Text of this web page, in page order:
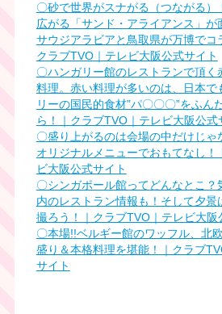
〇砂で世界がスナがる（つながる）
広がる「サンド・アライアンス」が
サウジアラビアと鳥取県が万博でコ
クラブTVO｜テレビ大阪公式サイト
〇ハンガリー館のレストランで頂く
料理。赤い料理が多いのは、日本で
リーの国民的食材”パ〇〇〇”をふん
ら！｜クラブTVO｜テレビ大阪公式
〇盛り上がるのは会場の中だけじゃ
オリジナルメニューでおもてなし！
ビ大阪公式サイト
〇シンガポール館ってどんなとこ？
内のレストラン情報も！そして夕景
撮ろう！｜クラブTVO｜テレビ大阪
〇本場!!ベルギー館のワッフル、北
盛り＆本格料理を堪能！｜クラブ
サイト